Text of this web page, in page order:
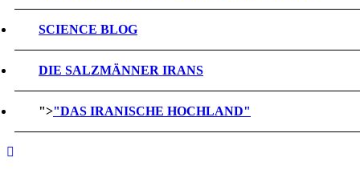
SCIENCE BLOG
DIE SALZMÄNNER IRANS
">"DAS IRANISCHE HOCHLAND"